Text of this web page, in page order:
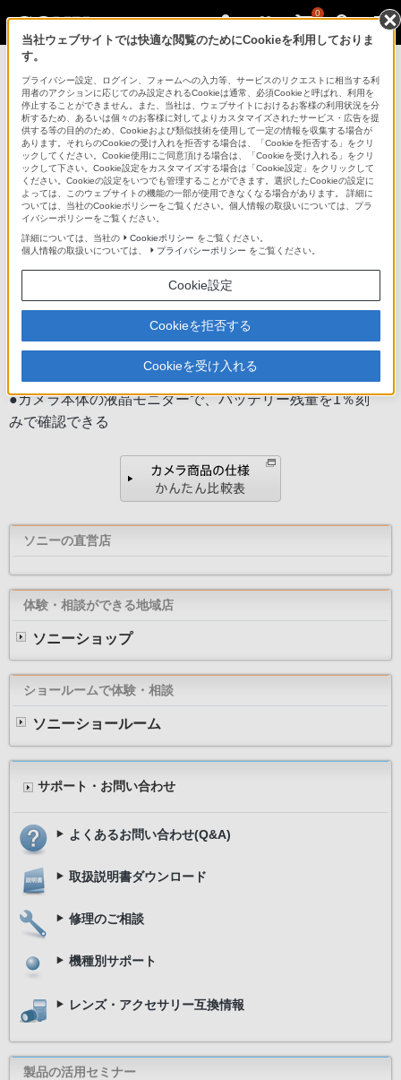
0
VG-B30AM
縦位置グリップ VG-B30AM
商品の特長
ールディング性を実現し、縦位置撮影をストレスなく行
える
●リチャージャブルバッテリーパックNP-FM500Hを2個ま
●カメラ本体の液晶モニターで、バッテリー残量を1％刻
みで確認できる
ソニーの直営店
体験・相談ができる地域店
ソニーショップ
ショールームで体験・相談
ソニーショールーム
サポート・お問い合わせ
よくあるお問い合わせ(Q&A)
取扱説明書ダウンロード
修理のご相談
機種別サポート
レンズ・アクセサリー互換情報
製品の活用セミナー
当社ウェブサイトでは快適な閲覧のためにCookieを利用しておりま
す。
プライバシー設定、ログイン、フォームへの入力等、サービスのリクエストに相当する利
用者のアクションに応じてのみ設定されるCookieは通常、必須Cookieと呼ばれ、利用を
停止することができません。また、当社は、ウェブサイトにおけるお客様の利用状況を分
析するため、あるいは個々のお客様に対してよりカスタマイズされたサービス・広告を提
供する等の目的のため、Cookieおよび類似技術を使用して一定の情報を収集する場合が
あります。それらのCookieの受け入れを拒否する場合は、「Cookieを拒否する」をクリ
ックしてください。Cookie使用にご同意頂ける場合は、「Cookieを受け入れる」をクリ
ックして下さい。Cookie設定をカスタマイズする場合は「Cookie設定」をクリックして
ください。Cookieの設定をいつでも管理することができます。選択したCookieの設定に
よっては、このウェブサイトの機能の一部が使用できなくなる場合があります。 詳細に
ついては、当社のCookieポリシーをご覧ください。個人情報の取扱いについては、プラ
イバシーポリシーをご覧ください。
詳細については、当社の
Cookieポリシー をご覧ください。
個人情報の取扱いについては、
プライバシーポリシー をご覧ください。
Cookie設定
Cookieを拒否する
Cookieを受け入れる